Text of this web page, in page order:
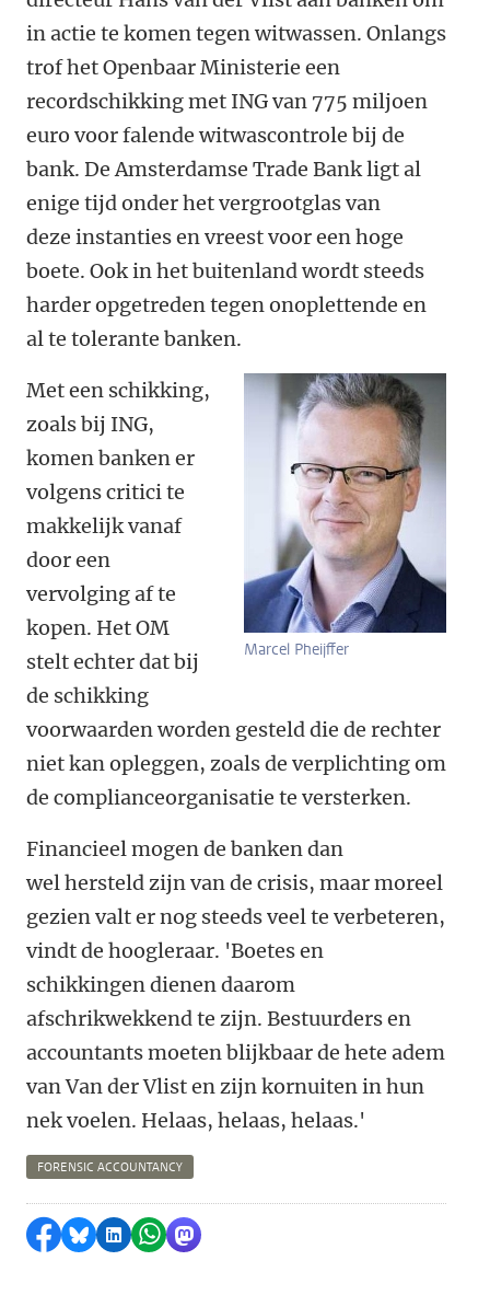
in actie te komen tegen witwassen. Onlangs
trof het Openbaar Ministerie een
recordschikking met ING van 775 miljoen
euro voor falende witwascontrole bij de
bank. De Amsterdamse Trade Bank ligt al
enige tijd onder het vergrootglas van
deze instanties en vreest voor een hoge
boete. Ook in het buitenland wordt steeds
harder opgetreden tegen onoplettende en
al te tolerante banken.
Marcel Pheijffer
Met een schikking,
zoals bij ING,
komen banken er
volgens critici te
makkelijk vanaf
door een
vervolging af te
kopen. Het OM
stelt echter dat bij
de schikking
voorwaarden worden gesteld die de rechter
niet kan opleggen, zoals de verplichting om
de complianceorganisatie te versterken.
Financieel mogen de banken dan
wel hersteld zijn van de crisis, maar moreel
gezien valt er nog steeds veel te verbeteren,
vindt de hoogleraar. 'Boetes en
schikkingen dienen daarom
afschrikwekkend te zijn. Bestuurders en
accountants moeten blijkbaar de hete adem
van Van der Vlist en zijn kornuiten in hun
nek voelen. Helaas, helaas, helaas.'
FORENSIC ACCOUNTANCY
Delen op Facebook
Delen via Bluesky
Delen op LinkedIn
Delen via WhatsApp
Delen via Mastodon